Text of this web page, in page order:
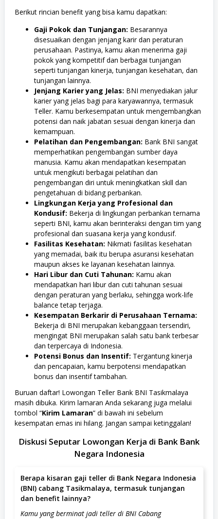
Berikut rincian benefit yang bisa kamu dapatkan:
Gaji Pokok dan Tunjangan: Besarannya
disesuaikan dengan jenjang karir dan peraturan
perusahaan. Pastinya, kamu akan menerima gaji
pokok yang kompetitif dan berbagai tunjangan
seperti tunjangan kinerja, tunjangan kesehatan, dan
tunjangan lainnya.
Jenjang Karier yang Jelas: BNI menyediakan jalur
karier yang jelas bagi para karyawannya, termasuk
Teller. Kamu berkesempatan untuk mengembangkan
potensi dan naik jabatan sesuai dengan kinerja dan
kemampuan.
Pelatihan dan Pengembangan: Bank BNI sangat
memperhatikan pengembangan sumber daya
manusia. Kamu akan mendapatkan kesempatan
untuk mengikuti berbagai pelatihan dan
pengembangan diri untuk meningkatkan skill dan
pengetahuan di bidang perbankan.
Lingkungan Kerja yang Profesional dan
Kondusif: Bekerja di lingkungan perbankan ternama
seperti BNI, kamu akan berinteraksi dengan tim yang
profesional dan suasana kerja yang kondusif.
Fasilitas Kesehatan: Nikmati fasilitas kesehatan
yang memadai, baik itu berupa asuransi kesehatan
maupun akses ke layanan kesehatan lainnya.
Hari Libur dan Cuti Tahunan: Kamu akan
mendapatkan hari libur dan cuti tahunan sesuai
dengan peraturan yang berlaku, sehingga work-life
balance tetap terjaga.
Kesempatan Berkarir di Perusahaan Ternama:
Bekerja di BNI merupakan kebanggaan tersendiri,
mengingat BNI merupakan salah satu bank terbesar
dan terpercaya di Indonesia.
Potensi Bonus dan Insentif: Tergantung kinerja
dan pencapaian, kamu berpotensi mendapatkan
bonus dan insentif tambahan.
Buruan daftar! Lowongan Teller Bank BNI Tasikmalaya
masih dibuka. Kirim lamaran Anda sekarang juga melalui
tombol “Kirim Lamaran” di bawah ini sebelum
kesempatan emas ini hilang. Jangan sampai ketinggalan!
Diskusi Seputar Lowongan Kerja di Bank Bank
Negara Indonesia
Berapa kisaran gaji teller di Bank Negara Indonesia
(BNI) cabang Tasikmalaya, termasuk tunjangan
dan benefit lainnya?
Kamu yang berminat jadi teller di BNI Cabang